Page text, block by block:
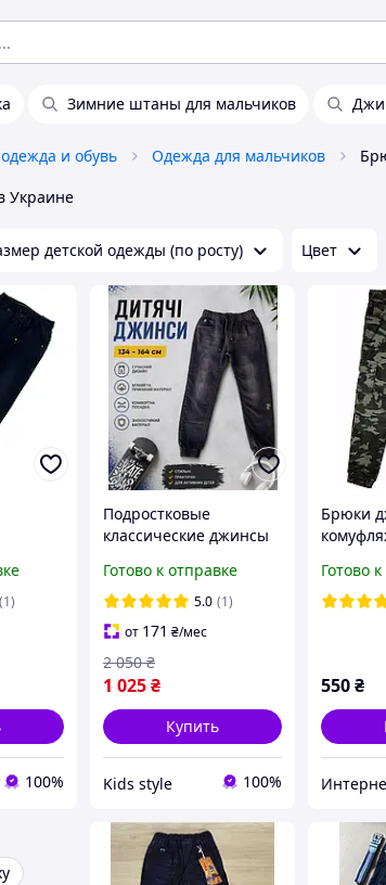
Зимние штаны для мальчиков
и обувь Одежда для мальчиков
Украине
детской одежды (по росту) Цвет
(1)
100%
Подростковые
классические джинсы
14 лет, качественные
брюки для детей на
резинке практичного
темного цвета
Готово к отправке
5.0 (1)
от 171 ₴/мес
1 025₴
2 050 ₴
Купить
Kids style 100%
Брюки
Готово
550₴